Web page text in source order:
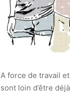
A force de travail
sont loin d’être